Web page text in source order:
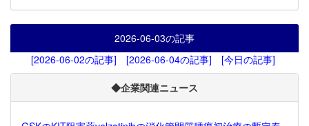
2026-06-03の記事
[2026-06-02の記事]
[2026-06-04の記事] [今日の記事]
◆企業関連ニュース